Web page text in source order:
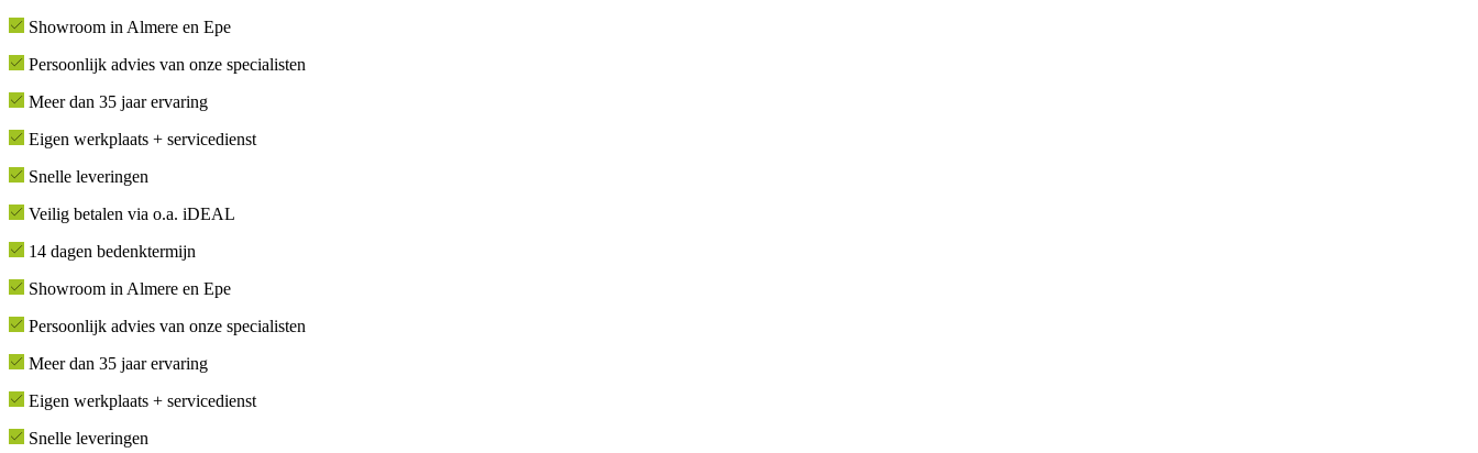
Showroom in Almere en Epe
Persoonlijk advies van onze specialisten
Meer dan 35 jaar ervaring
Eigen werkplaats + servicedienst
Snelle leveringen
Veilig betalen via o.a. iDEAL
14 dagen bedenktermijn
Showroom in Almere en Epe
Persoonlijk advies van onze specialisten
Meer dan 35 jaar ervaring
Eigen werkplaats + servicedienst
Snelle leveringen